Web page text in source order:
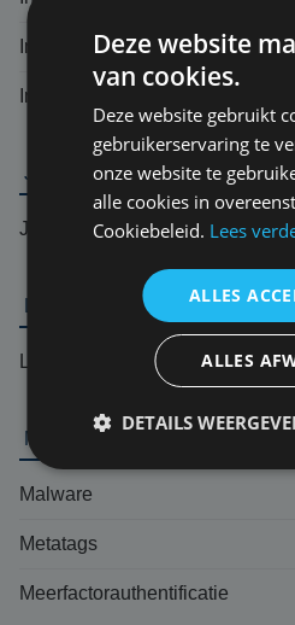
Intranet
Incident response team (IRT)
J
Jurisprudentie
M
Malware
Metatags
Meerfactorauthentificatie
Deze website
van cookies.
Deze website gebruikt
gebruikerservaring te
onze website te
alle cookies in
Cookiebeleid. Lees
ALLES
ALLES
DETAILS